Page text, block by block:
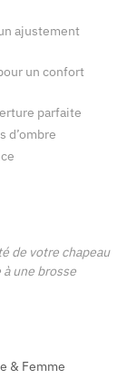
ajustement
un confort
parfaite
d’ombre
de votre chapeau
une brosse
& Femme